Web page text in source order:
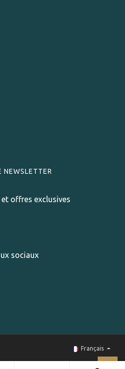
NEWSLETTER
offres exclusives
sociaux
Français